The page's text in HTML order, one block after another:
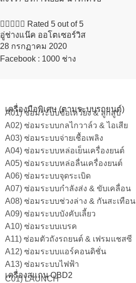
     Rated 5 out of 5
อู่ช่างแน๊ค ออโตเซอร์วิส
28 กรกฏาคม 2020​
Facebook : 1000 ช่าง
เครื่องมือพิเศษ (ตามระบบรถยนต์)
A01) ซ่อมระบบข้อเหวี่ยง & ลูกสูบ
A02) ซ่อมระบบกลไกวาล์ว & ไอเสีย
A03) ซ่อมระบบจ่ายเชื้อเพลิง
A04) ซ่อมระบบหล่อเย็นเครื่องยนต์
A05) ซ่อมระบบหล่อลื่นเครื่องยนต์
A06) ซ่อมระบบจุดระเบิด
A07) ซ่อมระบบกำลังส่ง & ขับเคลื่อน
A08) ซ่อมระบบช่วงล่าง & กันสะเทือน
A09) ซ่อมระบบบังคับเลี้ยว
A10) ซ่อมระบบเบรค
A11) ซ่อมตัวถังรถยนต์ & เฟรมแชสซี
A12) ซ่อมระบบแอร์คอนดิชั่น
A13) ซ่อมระบบไฟฟ้า
เครื่องสแกน OBD2
C01) LAUNCH